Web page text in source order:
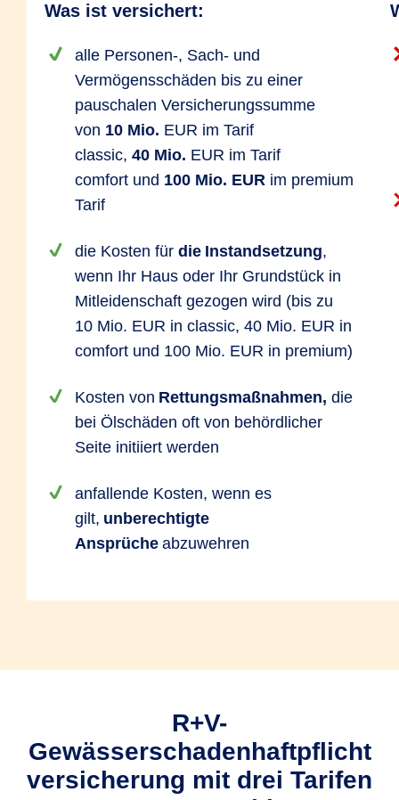
Was ist versichert:
alle Personen-, Sach- und
Vermögensschäden bis zu einer
pauschalen Versicherungssumme
von 10 Mio. EUR im Tarif
classic, 40 Mio. EUR im Tarif
comfort und 100 Mio. EUR im premium
Tarif
die Kosten für die Instandsetzung,
wenn Ihr Haus oder Ihr Grundstück in
Mitleidenschaft gezogen wird (bis zu
10 Mio. EUR in classic, 40 Mio. EUR in
comfort und 100 Mio. EUR in premium)
Kosten von Rettungsmaßnahmen, die
bei Ölschäden oft von behördlicher
Seite initiiert werden
anfallende Kosten, wenn es
gilt, unberechtigte
Ansprüche abzuwehren
R+V-
Gewässerschadenhaftpflicht
versicherung mit drei Tarifen